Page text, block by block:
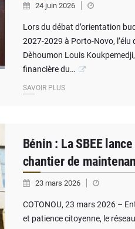
24 juin 2026
Lors du débat d’orientation
2027-2029 à Porto-Novo, l’élu
Dèhoumon Louis
financière du…
SAVOIR PLUS
Bénin : La SBEE
chantier de
23 mars 2026
COTONOU, 23 mars 2026 –
et patience citoyenne, le